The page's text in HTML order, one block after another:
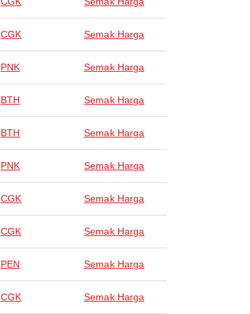
CGK Semak Harga
PNK Semak Harga
BTH Semak Harga
BTH Semak Harga
PNK Semak Harga
CGK Semak Harga
CGK Semak Harga
PEN Semak Harga
CGK Semak Harga